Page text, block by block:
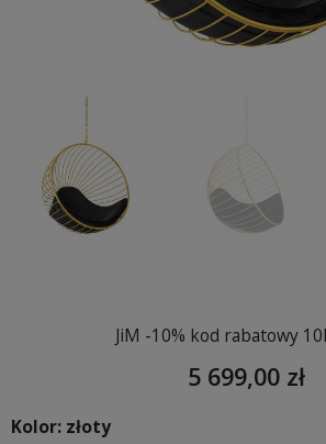
JiM -10% kod rabatowy
5 699,00 zł
Kolor: złoty